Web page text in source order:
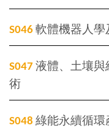
S046 軟體機器人學
S047 液體、土壤與
術
S048 綠能永續循環